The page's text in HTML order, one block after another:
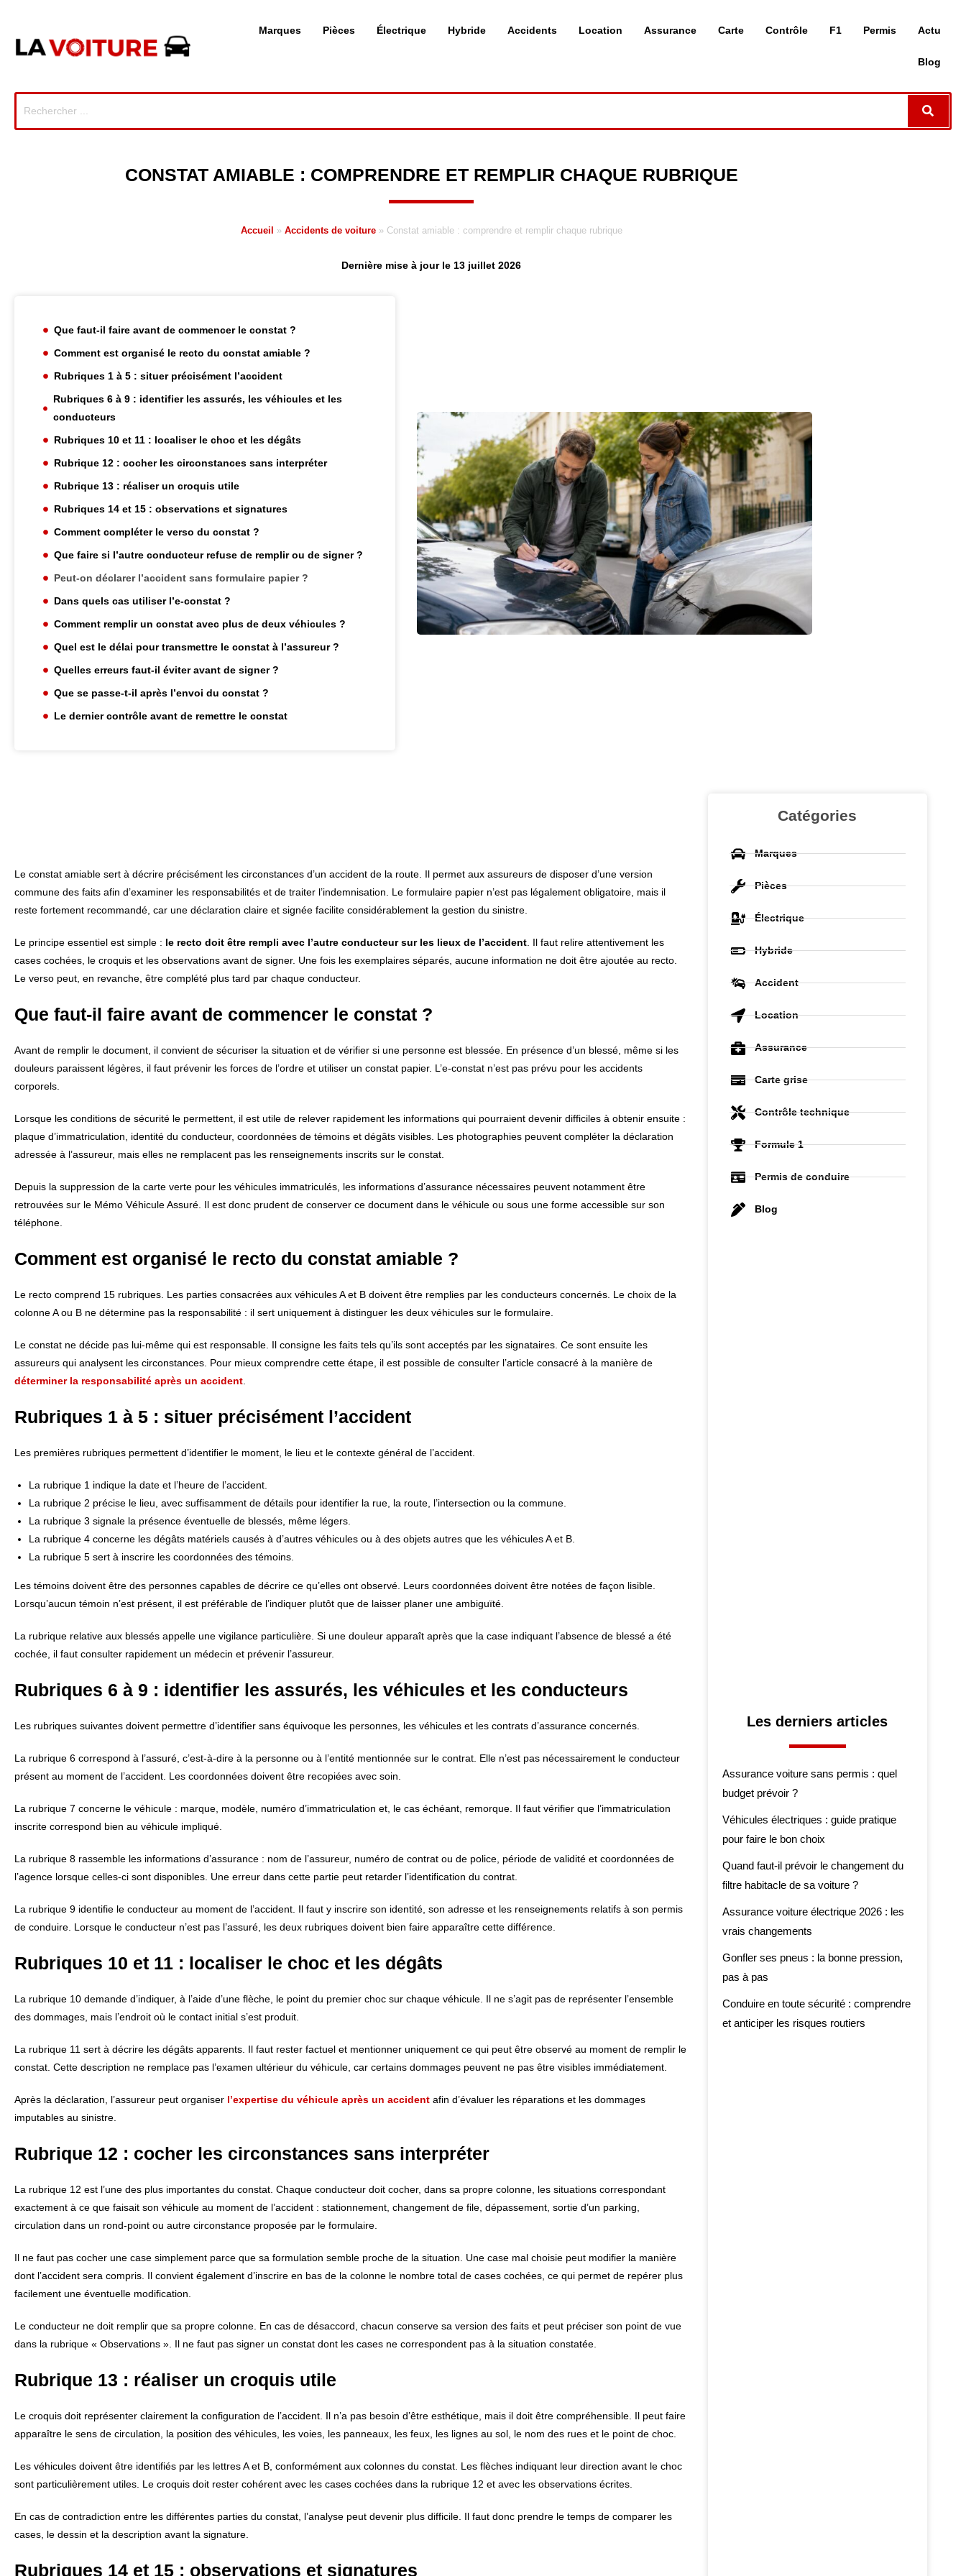
Marques Pièces Électrique Hybride Accidents Location Assurance Carte Contrôle F1 Permis Actu
Blog
CONSTAT AMIABLE : COMPRENDRE ET REMPLIR CHAQUE RUBRIQUE
Accueil » Accidents de voiture » Constat amiable : comprendre et remplir chaque rubrique
Dernière mise à jour le 13 juillet 2026
Que faut-il faire avant de commencer le constat ?
Comment est organisé le recto du constat amiable ?
Rubriques 1 à 5 : situer précisément l’accident
Rubriques 6 à 9 : identifier les assurés, les véhicules et les
conducteurs
Rubriques 10 et 11 : localiser le choc et les dégâts
Rubrique 12 : cocher les circonstances sans interpréter
Rubrique 13 : réaliser un croquis utile
Rubriques 14 et 15 : observations et signatures
Comment compléter le verso du constat ?
Que faire si l’autre conducteur refuse de remplir ou de signer ?
Peut-on déclarer l’accident sans formulaire papier ?
Dans quels cas utiliser l’e-constat ?
Comment remplir un constat avec plus de deux véhicules ?
Quel est le délai pour transmettre le constat à l’assureur ?
Quelles erreurs faut-il éviter avant de signer ?
Que se passe-t-il après l’envoi du constat ?
Le dernier contrôle avant de remettre le constat
Le constat amiable sert à décrire précisément les circonstances d’un accident de la route. Il permet aux assureurs de disposer d’une version
commune des faits afin d’examiner les responsabilités et de traiter l’indemnisation. Le formulaire papier n’est pas légalement obligatoire, mais il
reste fortement recommandé, car une déclaration claire et signée facilite considérablement la gestion du sinistre.
Le principe essentiel est simple : le recto doit être rempli avec l’autre conducteur sur les lieux de l’accident . Il faut relire attentivement les
cases cochées, le croquis et les observations avant de signer. Une fois les exemplaires séparés, aucune information ne doit être ajoutée au recto.
Le verso peut, en revanche, être complété plus tard par chaque conducteur.
Que faut-il faire avant de commencer le constat ?
Avant de remplir le document, il convient de sécuriser la situation et de vérifier si une personne est blessée. En présence d’un blessé, même si les
douleurs paraissent légères, il faut prévenir les forces de l’ordre et utiliser un constat papier. L’e-constat n’est pas prévu pour les accidents
corporels.
Lorsque les conditions de sécurité le permettent, il est utile de relever rapidement les informations qui pourraient devenir difficiles à obtenir ensuite :
plaque d’immatriculation, identité du conducteur, coordonnées de témoins et dégâts visibles. Les photographies peuvent compléter la déclaration
adressée à l’assureur, mais elles ne remplacent pas les renseignements inscrits sur le constat.
Depuis la suppression de la carte verte pour les véhicules immatriculés, les informations d’assurance nécessaires peuvent notamment être
retrouvées sur le Mémo Véhicule Assuré. Il est donc prudent de conserver ce document dans le véhicule ou sous une forme accessible sur son
téléphone.
Comment est organisé le recto du constat amiable ?
Le recto comprend 15 rubriques. Les parties consacrées aux véhicules A et B doivent être remplies par les conducteurs concernés. Le choix de la
colonne A ou B ne détermine pas la responsabilité : il sert uniquement à distinguer les deux véhicules sur le formulaire.
Le constat ne décide pas lui-même qui est responsable. Il consigne les faits tels qu’ils sont acceptés par les signataires. Ce sont ensuite les
assureurs qui analysent les circonstances. Pour mieux comprendre cette étape, il est possible de consulter l’article consacré à la manière de
déterminer la responsabilité après un accident
Rubriques 1 à 5 : situer précisément l’accident
Les premières rubriques permettent d’identifier le moment, le lieu et le contexte général de l’accident.
La rubrique 1 indique la date et l’heure de l’accident.
La rubrique 2 précise le lieu, avec suffisamment de détails pour identifier la rue, la route, l’intersection ou la commune.
La rubrique 3 signale la présence éventuelle de blessés, même légers.
La rubrique 4 concerne les dégâts matériels causés à d’autres véhicules ou à des objets autres que les véhicules A et B.
La rubrique 5 sert à inscrire les coordonnées des témoins.
Les témoins doivent être des personnes capables de décrire ce qu’elles ont observé. Leurs coordonnées doivent être notées de façon lisible.
Lorsqu’aucun témoin n’est présent, il est préférable de l’indiquer plutôt que de laisser planer une ambiguïté.
La rubrique relative aux blessés appelle une vigilance particulière. Si une douleur apparaît après que la case indiquant l’absence de blessé a été
cochée, il faut consulter rapidement un médecin et prévenir l’assureur.
Rubriques 6 à 9 : identifier les assurés, les véhicules et les conducteurs
Les rubriques suivantes doivent permettre d’identifier sans équivoque les personnes, les véhicules et les contrats d’assurance concernés.
La rubrique 6 correspond à l’assuré, c’est-à-dire à la personne ou à l’entité mentionnée sur le contrat. Elle n’est pas nécessairement le conducteur
présent au moment de l’accident. Les coordonnées doivent être recopiées avec soin.
La rubrique 7 concerne le véhicule : marque, modèle, numéro d’immatriculation et, le cas échéant, remorque. Il faut vérifier que l’immatriculation
inscrite correspond bien au véhicule impliqué.
La rubrique 8 rassemble les informations d’assurance : nom de l’assureur, numéro de contrat ou de police, période de validité et coordonnées de
l’agence lorsque celles-ci sont disponibles. Une erreur dans cette partie peut retarder l’identification du contrat.
La rubrique 9 identifie le conducteur au moment de l’accident. Il faut y inscrire son identité, son adresse et les renseignements relatifs à son permis
de conduire. Lorsque le conducteur n’est pas l’assuré, les deux rubriques doivent bien faire apparaître cette différence.
Rubriques 10 et 11 : localiser le choc et les dégâts
La rubrique 10 demande d’indiquer, à l’aide d’une flèche, le point du premier choc sur chaque véhicule. Il ne s’agit pas de représenter l’ensemble
des dommages, mais l’endroit où le contact initial s’est produit.
La rubrique 11 sert à décrire les dégâts apparents. Il faut rester factuel et mentionner uniquement ce qui peut être observé au moment de remplir le
constat. Cette description ne remplace pas l’examen ultérieur du véhicule, car certains dommages peuvent ne pas être visibles immédiatement.
Après la déclaration, l’assureur peut organiser l’expertise du véhicule après un accident afin d’évaluer les réparations et les dommages
imputables au sinistre.
Rubrique 12 : cocher les circonstances sans interpréter
La rubrique 12 est l’une des plus importantes du constat. Chaque conducteur doit cocher, dans sa propre colonne, les situations correspondant
exactement à ce que faisait son véhicule au moment de l’accident : stationnement, changement de file, dépassement, sortie d’un parking,
circulation dans un rond-point ou autre circonstance proposée par le formulaire.
Il ne faut pas cocher une case simplement parce que sa formulation semble proche de la situation. Une case mal choisie peut modifier la manière
dont l’accident sera compris. Il convient également d’inscrire en bas de la colonne le nombre total de cases cochées, ce qui permet de repérer plus
facilement une éventuelle modification.
Le conducteur ne doit remplir que sa propre colonne. En cas de désaccord, chacun conserve sa version des faits et peut préciser son point de vue
dans la rubrique « Observations ». Il ne faut pas signer un constat dont les cases ne correspondent pas à la situation constatée.
Rubrique 13 : réaliser un croquis utile
Le croquis doit représenter clairement la configuration de l’accident. Il n’a pas besoin d’être esthétique, mais il doit être compréhensible. Il peut faire
apparaître le sens de circulation, la position des véhicules, les voies, les panneaux, les feux, les lignes au sol, le nom des rues et le point de choc.
Les véhicules doivent être identifiés par les lettres A et B, conformément aux colonnes du constat. Les flèches indiquant leur direction avant le choc
sont particulièrement utiles. Le croquis doit rester cohérent avec les cases cochées dans la rubrique 12 et avec les observations écrites.
En cas de contradiction entre les différentes parties du constat, l’analyse peut devenir plus difficile. Il faut donc prendre le temps de comparer les
cases, le dessin et la description avant la signature.
Rubriques 14 et 15 : observations et signatures
Catégories
Marques
Pièces
Électrique
Hybride
Accident
Location
Assurance
Carte grise
Contrôle technique
Formule 1
Permis de conduire
Blog
Les derniers articles
Assurance voiture sans permis : quel
budget prévoir ?
Véhicules électriques : guide pratique
pour faire le bon choix
Quand faut-il prévoir le changement du
filtre habitacle de sa voiture ?
Assurance voiture électrique 2026 : les
vrais changements
Gonfler ses pneus : la bonne pression,
pas à pas
Conduire en toute sécurité : comprendre
et anticiper les risques routiers